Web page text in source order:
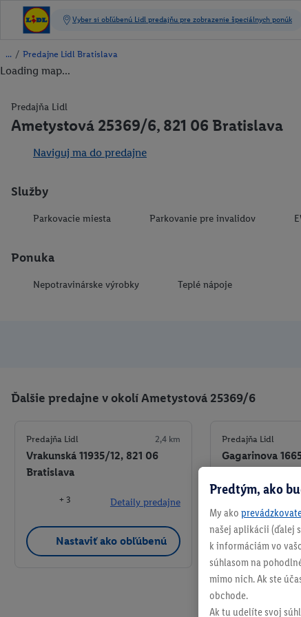
/ Predajne Lidl Bratislava
Loading map...
Predajňa Lidl
Ametystová 25369/6, 821 06 Bratislava
Naviguj ma do predajne
Služby
Parkovacie miesta Parkovanie pre invalidov
Ponuka
Nepotravinárske výrobky Teplé nápoje
Ďalšie predajne v okolí Ametystová 25369/6
Predajňa Lidl 2,4 km
Vrakunská 11935/12, 821 06
Bratislava
+ 3 Detaily predajne
Nastaviť ako obľúbenú
Predajňa Lidl
Gagarinova
Nastaviť
Predtým, ako
My ako
našej aplikácii (ďalej
k informáciám vo
súhlasom na
mimo nich. Ak ste
obchode.
Ak tu udelíte svoj